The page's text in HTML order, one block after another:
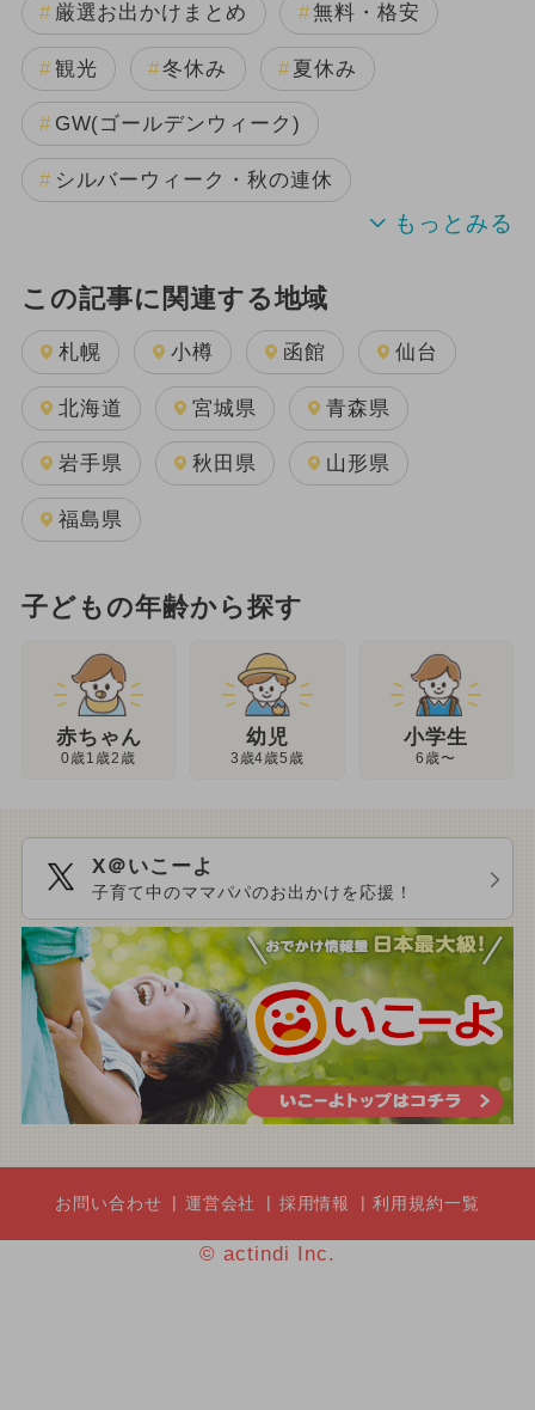
厳選お出かけまとめ 無料・格安
観光 冬休み 夏休み
GW(ゴールデンウィーク)
シルバーウィーク・秋の連休
この記事に関連する地域
札幌 小樽 函館 仙台
北海道 宮城県 青森県
岩手県 秋田県 山形県
福島県
子どもの年齢から探す
赤ちゃん
0歳1歳2歳
幼児
3歳4歳5歳
小学生
6歳〜
X＠いこーよ
子育て中のママパパのお出かけを応援！
お問い合わせ 運営会社 採用情報 利用規約一覧
© actindi Inc.